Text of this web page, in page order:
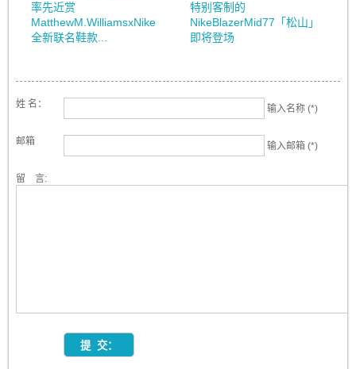
率先近赏
MatthewM.WilliamsxNike
全新联名鞋款...
特别客制的
NikeBlazerMid77「松山」
即将登场
姓 名： 输入名称 (*)
邮箱 输入邮箱 (*)
留 言: